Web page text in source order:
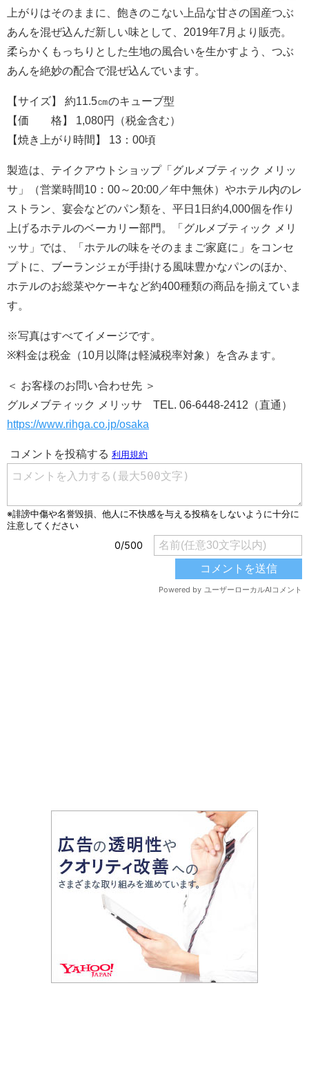
上がりはそのままに、飽きのこない上品な甘さの国産つぶ
あんを混ぜ込んだ新しい味として、2019年7月より販売。
柔らかくもっちりとした生地の風合いを生かすよう、つぶ
あんを絶妙の配合で混ぜ込んでいます。
【サイズ】 約11.5㎝のキューブ型
【価 格】 1,080円（税金含む）
【焼き上がり時間】 13：00頃
製造は、テイクアウトショップ「グルメブティック メリッ
サ」（営業時間10：00～20:00／年中無休）やホテル内のレ
ストラン、宴会などのパン類を、平日1日約4,000個を作り
上げるホテルのベーカリー部門。「グルメブティック メリ
ッサ」では、「ホテルの味をそのままご家庭に」をコンセ
プトに、ブーランジェが手掛ける風味豊かなパンのほか、
ホテルのお総菜やケーキなど約400種類の商品を揃えていま
す。
※写真はすべてイメージです。
※料金は税金（10月以降は軽減税率対象）を含みます。
＜ お客様のお問い合わせ先 ＞
グルメブティック メリッサ
TEL. 06-6448-2412（直通）
https://www.rihga.co.jp/osaka